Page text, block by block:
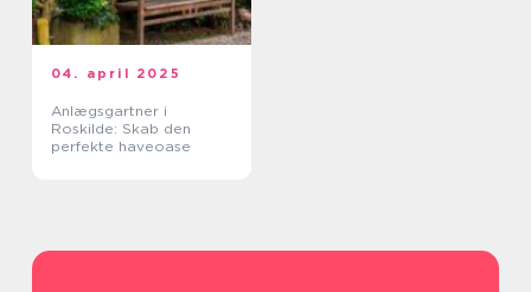
04. april 2025
Anlægsgartner i
Roskilde: Skab den
perfekte haveoase